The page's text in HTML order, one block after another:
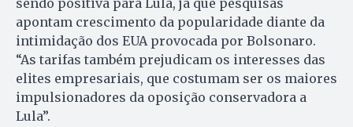
apontam crescimento da popularidade diante da
intimidação dos EUA provocada por Bolsonaro.
“As tarifas também prejudicam os interesses das
elites empresariais, que costumam ser os maiores
impulsionadores da oposição conservadora a
Lula”.